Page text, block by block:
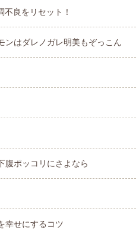
良をリセット！
ンはダレノガレ明美もぞっこん
腹ポッコリにさよなら
幸せにするコツ